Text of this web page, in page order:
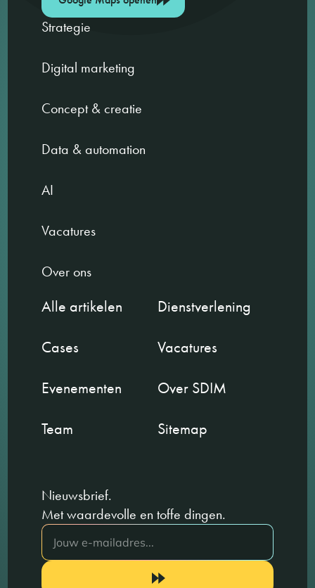
Strategie
Digital marketing
Concept & creatie
Data & automation
AI
Vacatures
Over ons
Alle artikelen
Dienstverlening
Cases
Vacatures
Evenementen
Over SDIM
Team
Sitemap
Nieuwsbrief.
Met waardevolle en toffe dingen.